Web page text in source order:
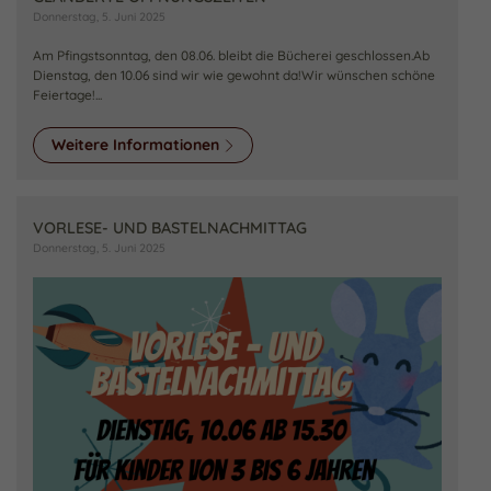
Donnerstag, 5. Juni 2025
Am Pfingstsonntag, den 08.06. bleibt die Bücherei geschlossen.Ab
Dienstag, den 10.06 sind wir wie gewohnt da!Wir wünschen schöne
Feiertage!...
Weitere Informationen
VORLESE- UND BASTELNACHMITTAG
Donnerstag, 5. Juni 2025